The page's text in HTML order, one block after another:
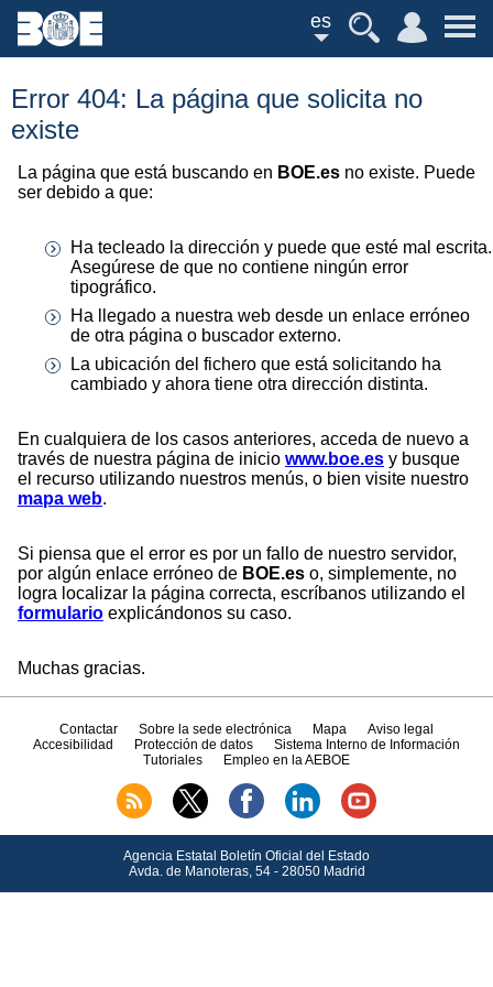
es
Error 404: La página que solicita no
existe
La página que está buscando en BOE.es no existe. Puede
ser debido a que:
Ha tecleado la dirección y puede que esté mal escrita.
Asegúrese de que no contiene ningún error
tipográfico.
Ha llegado a nuestra web desde un enlace erróneo
de otra página o buscador externo.
La ubicación del fichero que está solicitando ha
cambiado y ahora tiene otra dirección distinta.
En cualquiera de los casos anteriores, acceda de nuevo a
través de nuestra página de inicio www.boe.es y busque
el recurso utilizando nuestros menús, o bien visite nuestro
mapa web.
Si piensa que el error es por un fallo de nuestro servidor,
por algún enlace erróneo de BOE.es o, simplemente, no
logra localizar la página correcta, escríbanos utilizando el
formulario explicándonos su caso.
Muchas gracias.
Contactar Sobre la sede electrónica Mapa
Aviso legal
Accesibilidad
Protección de datos
Sistema Interno de Información
Tutoriales
Empleo en la AEBOE
Agencia Estatal Boletín Oficial del Estado
Avda.de Manoteras, 54 - 28050 Madrid